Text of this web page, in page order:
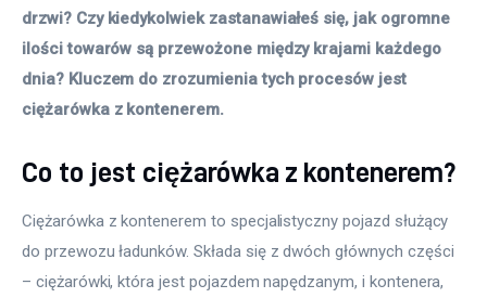
drzwi? Czy kiedykolwiek zastanawiałeś się, jak ogromne
ilości towarów są przewożone między krajami każdego
dnia? Kluczem do zrozumienia tych procesów jest
ciężarówka z kontenerem.
Co to jest ciężarówka z kontenerem?
Ciężarówka z kontenerem to specjalistyczny pojazd służący
do przewozu ładunków. Składa się z dwóch głównych części
– ciężarówki, która jest pojazdem napędzanym, i kontenera,